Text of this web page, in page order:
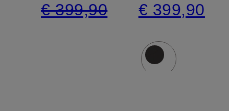
€ 399,90
€ 399,90